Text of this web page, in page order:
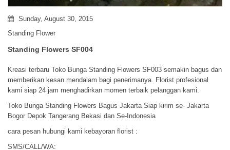
Sunday, August 30, 2015
Standing Flower
Standing Flowers SF004
Kreasi terbaru Toko Bunga Standing Flowers SF003 semakin bagus dan
memberikan kesan mendalam bagi penerimanya. Florist profesional
kami siap 24 jam menghadirkan momen terbaik pelanggan kami.
Toko Bunga Standing Flowers Bagus Jakarta Siap kirim se- Jakarta
Bogor Depok Tangerang Bekasi dan Se-Indonesia
cara pesan hubungi kami kebayoran florist :
SMS/CALL/WA: